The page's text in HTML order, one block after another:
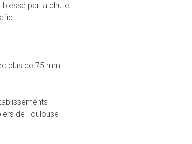
par la chute
plus de 75 mm
de Toulouse